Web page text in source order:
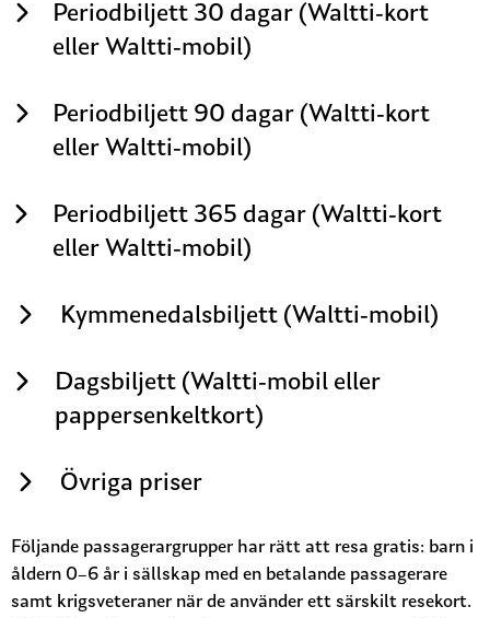
Periodbiljett 30 dagar (Waltti-kort
eller Waltti-mobil)
Periodbiljett 90 dagar (Waltti-kort
eller Waltti-mobil)
Periodbiljett 365 dagar (Waltti-kort
eller Waltti-mobil)
Kymmenedalsbiljett (Waltti-mobil)
Dagsbiljett (Waltti-mobil eller
pappersenkeltkort)
Övriga priser
Följande passagerargrupper har rätt att resa gratis: barn i
åldern 0–6 år i sällskap med en betalande passagerare
samt krigsveteraner när de använder ett särskilt resekort.